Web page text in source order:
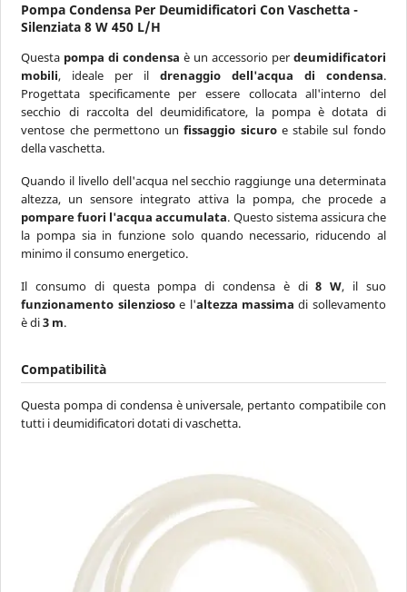
Pompa Condensa Per Deumidificatori Con Vaschetta -
Silenziata 8 W 450 L/h
Questa pompa di condensa è un accessorio per deumidificatori
mobili, ideale per il drenaggio dell'acqua di condensa.
Progettata specificamente per essere collocata all'interno del
secchio di raccolta del deumidificatore, la pompa è dotata di
ventose che permettono unfissaggio sicuroe stabile sul fondo
della vaschetta.
Quando il livello dell'acqua nel secchio raggiunge una determinata
altezza, un sensore integrato attiva la pompa, che procede a
pompare fuori l'acqua accumulata. Questo sistema assicura che
la pompa sia in funzione solo quando necessario, riducendo al
minimo il consumo energetico.
Il consumo di questa pompa di condensa è di8 W, il suo
funzionamento silenziosoe l'altezza massima di sollevamento
è di3 m.
Compatibilità
Questa pompa di condensa è universale, pertanto compatibile con
tutti i deumidificatori dotati di vaschetta.